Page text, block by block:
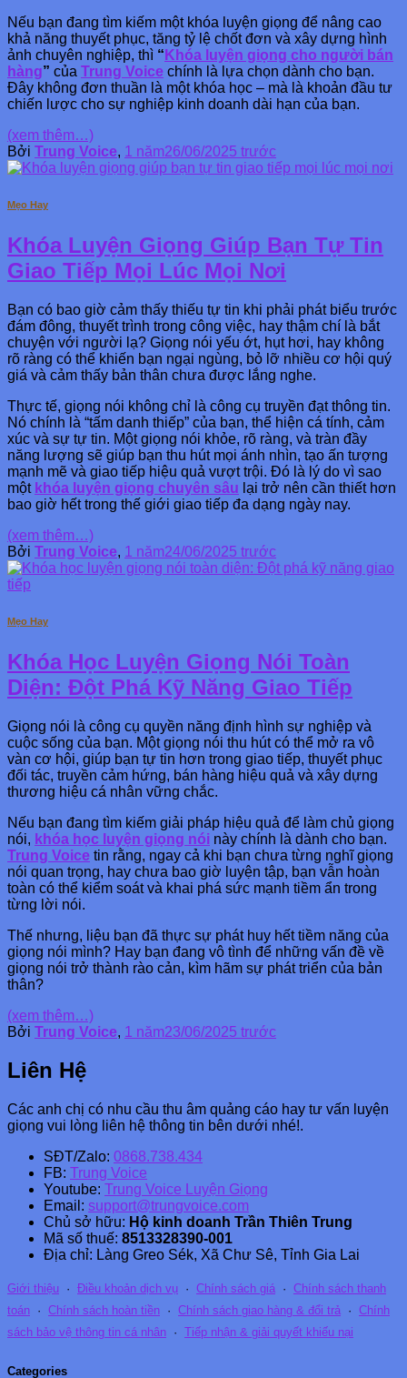
Nếu bạn đang tìm kiếm một khóa luyện giọng để nâng cao
khả năng thuyết phục, tăng tỷ lệ chốt đơn và xây dựng hình
ảnh chuyên nghiệp, thì “ Khóa luyện giọng cho người bán
hàng” của Trung Voice chính là lựa chọn dành cho bạn.
Đây không đơn thuần là một khóa học – mà là khoản đầu tư
chiến lược cho sự nghiệp kinh doanh dài hạn của bạn.
(xem thêm…)
Bởi Trung Voice, 1 năm26/06/2025 trước
Mẹo Hay
Khóa Luyện Giọng Giúp Bạn Tự Tin
Giao Tiếp Mọi Lúc Mọi Nơi
Bạn có bao giờ cảm thấy thiếu tự tin khi phải phát biểu trước
đám đông, thuyết trình trong công việc, hay thậm chí là bắt
chuyện với người lạ? Giọng nói yếu ớt, hụt hơi, hay không
rõ ràng có thể khiến bạn ngại ngùng, bỏ lỡ nhiều cơ hội quý
giá và cảm thấy bản thân chưa được lắng nghe.
Thực tế, giọng nói không chỉ là công cụ truyền đạt thông tin.
Nó chính là “tấm danh thiếp” của bạn, thể hiện cá tính, cảm
xúc và sự tự tin. Một giọng nói khỏe, rõ ràng, và tràn đầy
năng lượng sẽ giúp bạn thu hút mọi ánh nhìn, tạo ấn tượng
mạnh mẽ và giao tiếp hiệu quả vượt trội. Đó là lý do vì sao
một khóa luyện giọng chuyên sâu lại trở nên cần thiết hơn
bao giờ hết trong thế giới giao tiếp đa dạng ngày nay.
(xem thêm…)
Bởi Trung Voice, 1 năm24/06/2025 trước
Mẹo Hay
Khóa Học Luyện Giọng Nói Toàn
Diện: Đột Phá Kỹ Năng Giao Tiếp
Giọng nói là công cụ quyền năng định hình sự nghiệp và
cuộc sống của bạn. Một giọng nói thu hút có thể mở ra vô
vàn cơ hội, giúp bạn tự tin hơn trong giao tiếp, thuyết phục
đối tác, truyền cảm hứng, bán hàng hiệu quả và xây dựng
thương hiệu cá nhân vững chắc.
Nếu bạn đang tìm kiếm giải pháp hiệu quả để làm chủ giọng
nói, khóa học luyện giọng nói này chính là dành cho bạn.
Trung Voice tin rằng, ngay cả khi bạn chưa từng nghĩ giọng
nói quan trọng, hay chưa bao giờ luyện tập, bạn vẫn hoàn
toàn có thể kiểm soát và khai phá sức mạnh tiềm ẩn trong
từng lời nói.
Thế nhưng, liệu bạn đã thực sự phát huy hết tiềm năng của
giọng nói mình? Hay bạn đang vô tình để những vấn đề về
giọng nói trở thành rào cản, kìm hãm sự phát triển của bản
thân?
(xem thêm…)
Bởi Trung Voice, 1 năm23/06/2025 trước
Liên Hệ
Các anh chị có nhu cầu thu âm quảng cáo hay tư vấn luyện
giọng vui lòng liên hệ thông tin bên dưới nhé!.
SĐT/Zalo: 0868.738.434
FB: Trung Voice
Youtube: Trung Voice Luyện Giọng
Email: support@trungvoice.com
Chủ sở hữu: Hộ kinh doanh Trần Thiên Trung
Mã số thuế: 8513328390-001
Địa chỉ: Làng Greo Sék, Xã Chư Sê, Tỉnh Gia Lai
Giới thiệu · Điều khoản dịch vụ · Chính sách giá · Chính sách thanh
toán · Chính sách hoàn tiền · Chính sách giao hàng & đổi trả · Chính
sách bảo vệ thông tin cá nhân · Tiếp nhận & giải quyết khiếu nại
Categories